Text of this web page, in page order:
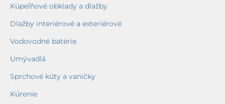
Kúpeľňové obklady a dlažby
Dlažby interiérové a exteriérové
Vodovodné batérie
Umývadlá
Sprchové kúty a vaničky
Kúrenie